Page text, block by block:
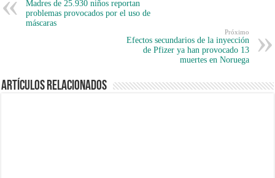
Madres de 25.930 niños reportan
problemas provocados por el uso de
máscaras
Próximo
Efectos secundarios de la inyección
de Pfizer ya han provocado 13
muertes en Noruega
Artículos Relacionados